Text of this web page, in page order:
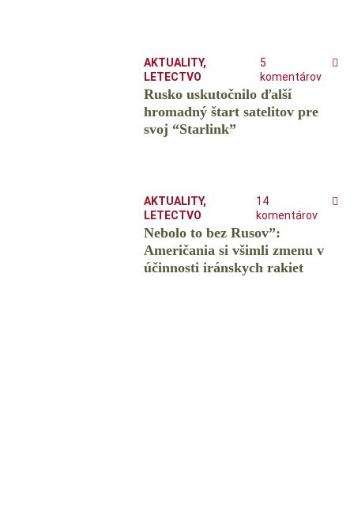
AKTUALITY,
LETECTVO
5
komentárov
Rusko uskutočnilo ďalší
hromadný štart satelitov pre
svoj “Starlink”
AKTUALITY,
LETECTVO
14
komentárov
Nebolo to bez Rusov”:
Američania si všimli zmenu v
účinnosti iránskych rakiet